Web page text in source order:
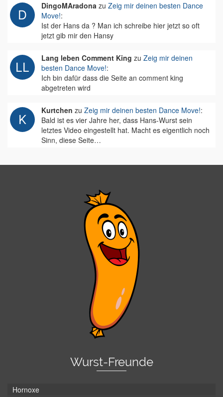
DingoMAradona zu Zeig mir deinen besten Dance
Move!:
Ist der Hans da ? Man ich schreibe hier jetzt so oft
jetzt gib mir den Hansy
Lang leben Comment King zu Zeig mir deinen
besten Dance Move!:
Ich bin dafür dass die Seite an comment king
abgetreten wird
Kurtchen zu Zeig mir deinen besten Dance Move!:
Bald ist es vier Jahre her, dass Hans-Wurst sein
letztes Video eingestellt hat. Macht es eigentlich noch
Sinn, diese Seite…
Wurst-Freunde
Hornoxe